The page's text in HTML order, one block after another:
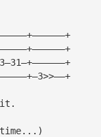
time...)